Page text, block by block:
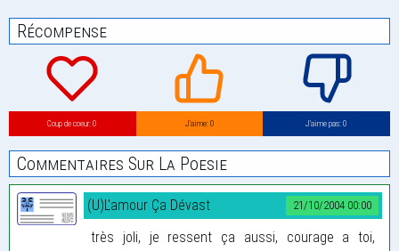
Récompense
Coup de coeur: 0 J’aime: 0 J’aime pas: 0
Commentaires Sur La Poesie
21/10/2004 00:00
(U)L'amour Ça Dévast
très joli, je ressent ça aussi, courage a toi,